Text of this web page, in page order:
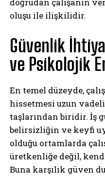
oluşu ile ilişkilidir.
Güvenlik
ve Psikolojik
En temel düzeyde,
hissetmesi uzun
taşlarından biridir. İş
belirsizliğin ve keyfi
olduğu ortamlarda
üretkenliğe değil,
Buna karşılık güven